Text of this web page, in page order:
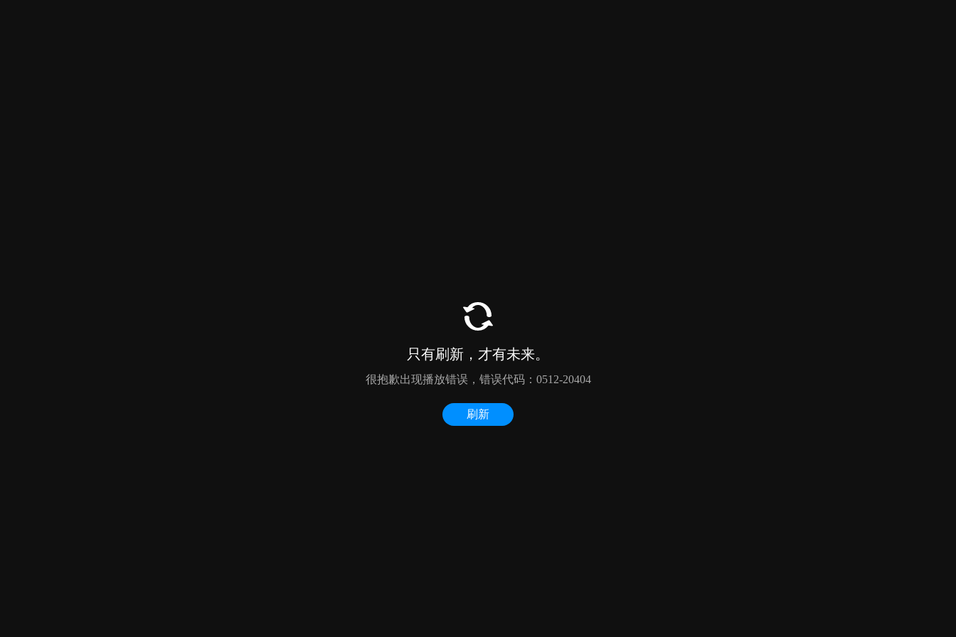
只有刷新，才有未来。
很抱歉出现播放错误，错误代码：0512-20404
刷新